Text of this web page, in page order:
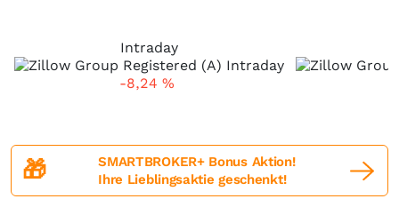
Intraday
-8,24 %
🎁
SMARTBROKER+ Bonus Aktion!
Ihre Lieblingsaktie geschenkt!